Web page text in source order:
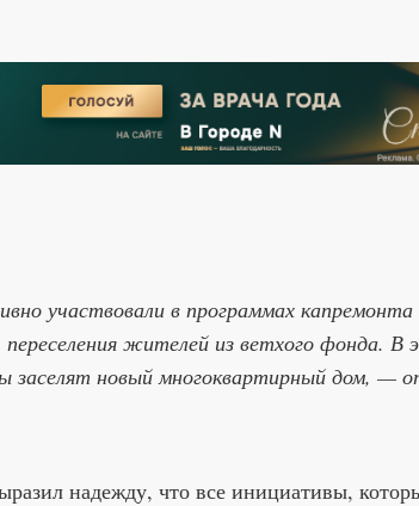
участвовали в программах
переселения жителей из ветхого фонда. В
заселят новый многоквартирный дом, —
надежду, что все инициативы,